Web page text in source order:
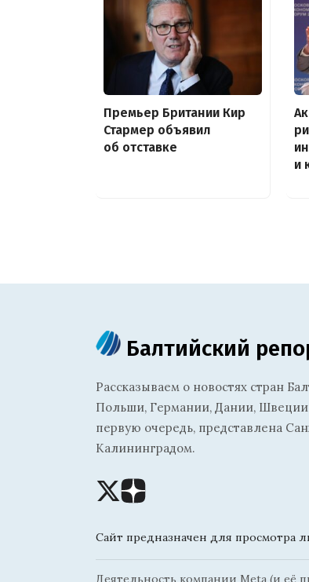
Премьер Британии Кир
Стармер объявил
об отставке
и
Балтийский
Рассказываем о новостях стран
Польши, Германии, Дании, Швеции
первую очередь, представлена
Калининградом.
Сайт предназначен для просмотра
Деятельность компании Meta (и её